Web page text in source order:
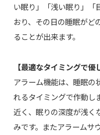
い眠り」「浅い眠り」「
おり、その日の睡眠がど
ることが出来ます。
【最適なタイミングで優
アラーム機能は、睡眠の
れるタイミングで作動し
近く、眠りの深度が浅く
みです。またアラームサ